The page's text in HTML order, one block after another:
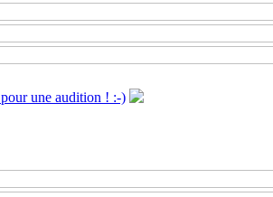
une audition ! :-)